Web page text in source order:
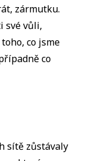
zármutku.
své vůli,
co jsme
co
sítě zůstávaly